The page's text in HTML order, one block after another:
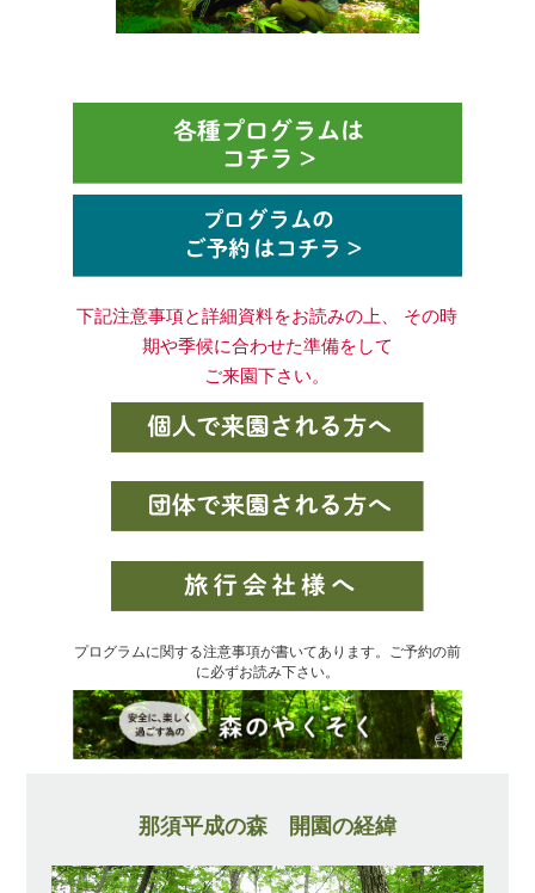
下記注意事項と詳細資料をお読みの上、 その時
期や季候に合わせた準備をして
ご来園下さい。
プログラムに関する注意事項が書いてあります。ご予約の前
に必ずお読み下さい。
那須平成の森 開園の経緯